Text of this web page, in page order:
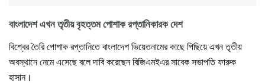
বাংলাদেশ এখন তৃতীয় বৃহত্তম পোশাক রপ্তানিকারক দেশ
বিশ্বের তৈরি পোশাক রপ্তানিতে বাংলাদেশ ভিয়েতনামের কাছে পিছিয়ে এখন তৃতীয়
অবস্থানে নেমে এসেছে বলে দাবি করেছেন বিজিএমইএর সাবেক সভাপতি ফারুক
হাসান।